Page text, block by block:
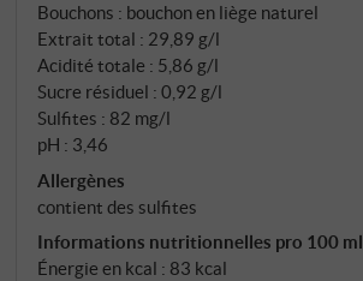
Bouchons : bouchon en liège naturel
Extrait total : 29,89 g/l
Acidité totale : 5,86 g/l
Sucre résiduel : 0,92 g/l
Sulfites : 82 mg/l
pH : 3,46
Allergènes
contient des sulfites
Informations nutritionnelles pro 100 ml
Énergie en kcal : 83 kcal